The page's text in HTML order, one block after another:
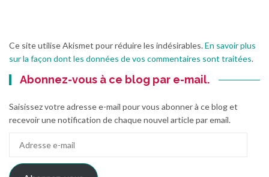
Ce site utilise Akismet pour réduire les indésirables.En savoir plus
sur la façon dont les données de vos commentaires sont traitées.
Abonnez-vous à ce blog par e-mail.
Saisissez votre adresse e-mail pour vous abonner à ce blog et
recevoir une notification de chaque nouvel article par email.
mail